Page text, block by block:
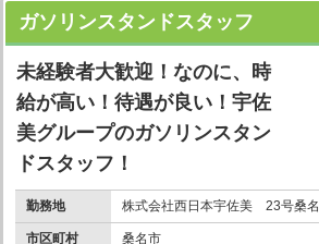
ガソリンスタンドスタッフ
未経験者大歓迎！なのに、時
給が高い！待遇が良い！宇佐
美グループのガソリンスタン
ドスタッフ！
勤務地 株式会社西日本宇佐美 23号桑名
市区町村 桑名市